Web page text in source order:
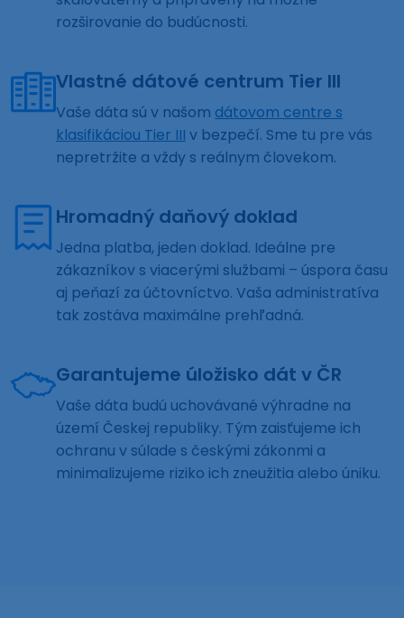
rozširovanie do budúcnosti.
Vlastné dátové centrum Tier III
Vaše dáta sú v našom dátovom centre s
klasifikáciou Tier III v bezpečí. Sme tu pre vás
nepretržite a vždy s reálnym človekom.
Hromadný daňový doklad
Jedna platba, jeden doklad. Ideálne pre
zákazníkov s viacerými službami – úspora času
aj peňazí za účtovníctvo. Vaša administratíva
tak zostáva maximálne prehľadná.
Garantujeme úložisko dát v ČR
Vaše dáta budú uchovávané výhradne na
území Českej republiky. Tým zaisťujeme ich
ochranu v súlade s českými zákonmi a
minimalizujeme riziko ich zneužitia alebo úniku.